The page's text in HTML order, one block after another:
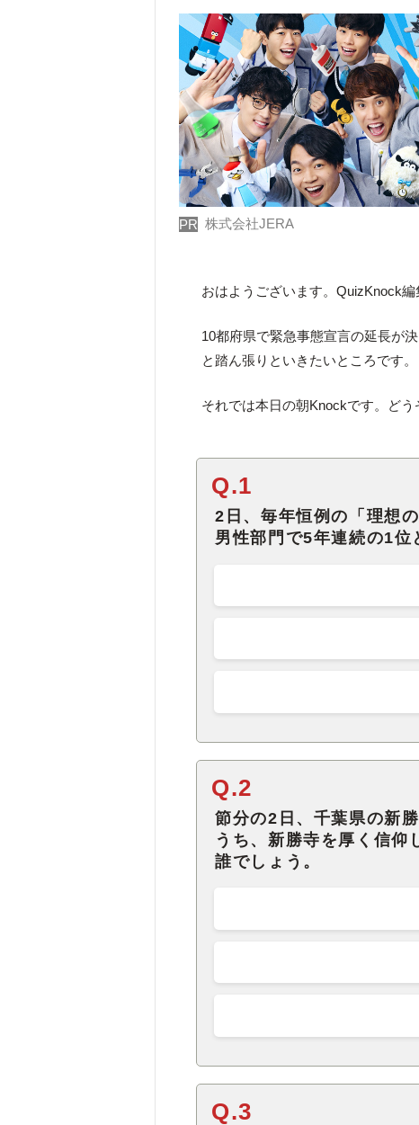
PR 株式会社JERA
おはようございます。QuizKnock編
10都府県で緊急事態宣言の延長が
と踏ん張りといきたいところです。
それでは本日の朝Knockです。どう
Q.1
2日、毎年恒例の「理想
男性部門で5年連続の1位
Q.2
節分の2日、千葉県の新
うち、新勝寺を厚く信仰
誰でしょう。
Q.3